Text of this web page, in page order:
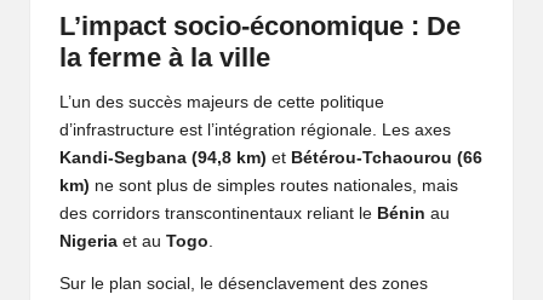
L’impact socio-économique : De
la ferme à la ville
L’un des succès majeurs de cette politique
d’infrastructure est l’intégration régionale. Les axes
Kandi-Segbana (94,8 km) et Bétérou-Tchaourou (66
km) ne sont plus de simples routes nationales, mais
des corridors transcontinentaux reliant le Bénin au
Nigeria et au Togo
Sur le plan social, le désenclavement des zones